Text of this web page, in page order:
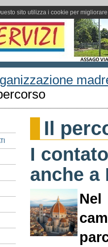
sito utilizza i cookie per
Il
I
anche a